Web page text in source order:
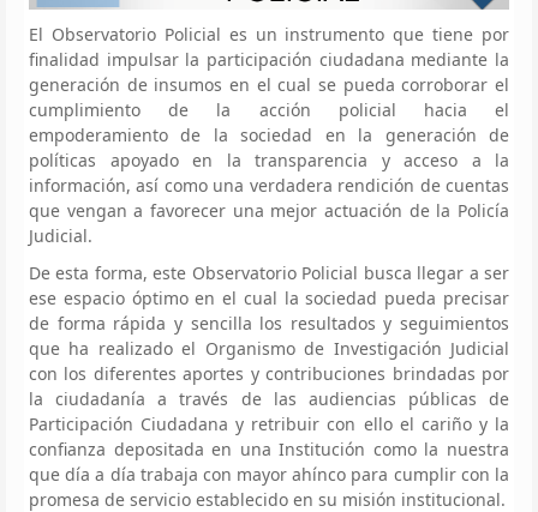
El Observatorio Policial es un instrumento que tiene por
finalidad impulsar la participación ciudadana mediante la
generación de insumos en el cual se pueda corroborar el
cumplimiento de la acción policial hacia el
empoderamiento de la sociedad en la generación de
políticas apoyado en la transparencia y acceso a la
información, así como una verdadera rendición de cuentas
que vengan a favorecer una mejor actuación de la Policía
Judicial.
De esta forma, este Observatorio Policial busca llegar a ser
ese espacio óptimo en el cual la sociedad pueda precisar
de forma rápida y sencilla los resultados y seguimientos
que ha realizado el Organismo de Investigación Judicial
con los diferentes aportes y contribuciones brindadas por
la ciudadanía a través de las audiencias públicas de
Participación Ciudadana y retribuir con ello el cariño y la
confianza depositada en una Institución como la nuestra
que día a día trabaja con mayor ahínco para cumplir con la
promesa de servicio establecido en su misión institucional.